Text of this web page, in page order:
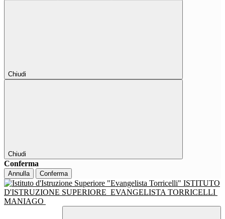
Chiudi
Chiudi
Conferma
Annulla Conferma
ISTITUTO
D'ISTRUZIONE SUPERIORE EVANGELISTA TORRICELLI
MANIAGO